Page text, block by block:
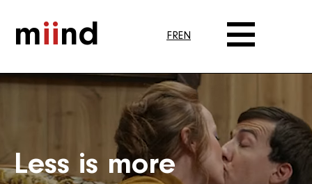
miind FREN
Less is more
Lecteur